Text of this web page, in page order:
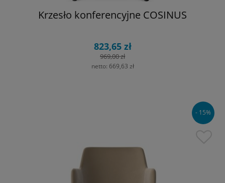
Krzesło konferencyjne COSINUS
823,65 zł
969,00 zł
netto: 669,63 zł
- 15%